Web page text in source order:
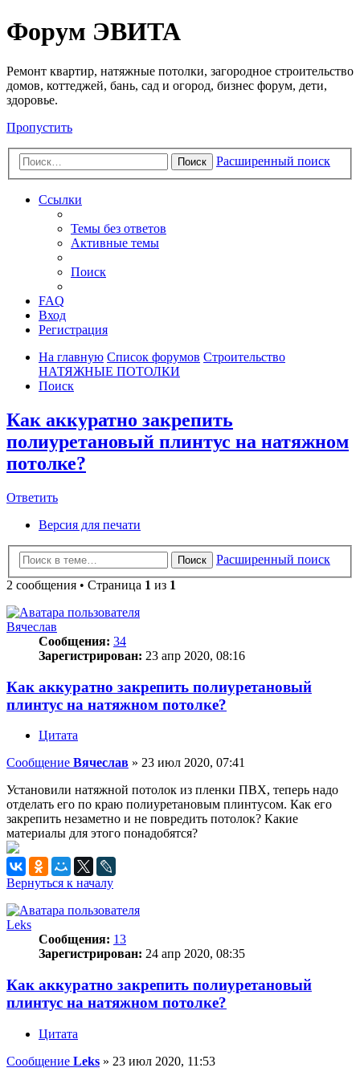
Регистрация
Форум ЭВИТА
Ремонт квартир, натяжные потолки, загородное строительство
домов, коттеджей, бань, сад и огород, бизнес форум, дети,
здоровье.
Пропустить
Поиск Расширенный поиск
Ссылки
Темы без ответов
Активные темы
Поиск
FAQ
Вход
Регистрация
На главную Список форумов Строительство
НАТЯЖНЫЕ ПОТОЛКИ
Поиск
Как аккуратно закрепить
полиуретановый плинтус на натяжном
потолке?
Ответить
Ответить
Версия для печати
Поиск
Расширенный поиск
2 сообщения • Страница 1 из 1
Вячеслав
Сообщения: 34
Зарегистрирован: 23 апр 2020, 08:16
Как аккуратно закрепить полиуретановый
плинтус на натяжном потолке?
Цитата
Сообщение Вячеслав » 23 июл 2020, 07:41
Установили натяжной потолок из пленки ПВХ, теперь надо
отделать его по краю полиуретановым плинтусом. Как его
закрепить незаметно и не повредить потолок? Какие
материалы для этого понадобятся?
Вернуться к началу
Leks
Сообщения: 13
Зарегистрирован: 24 апр 2020, 08:35
Как аккуратно закрепить полиуретановый
плинтус на натяжном потолке?
Цитата
Сообщение Leks » 23 июл 2020, 11:53